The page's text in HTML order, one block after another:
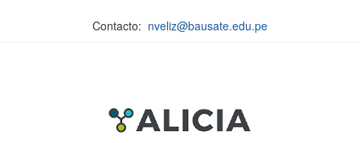
Contacto: nveliz@bausate.edu.pe